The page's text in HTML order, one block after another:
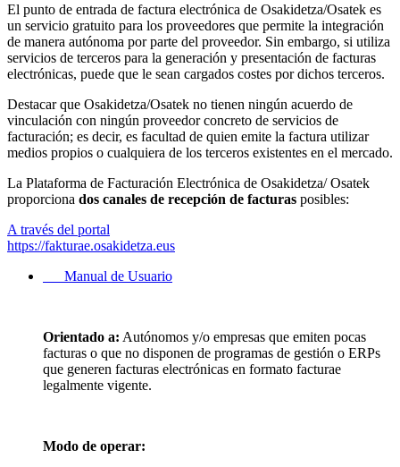
El punto de entrada de factura electrónica de Osakidetza/Osatek es
un servicio gratuito para los proveedores que permite la integración
de manera autónoma por parte del proveedor. Sin embargo, si utiliza
servicios de terceros para la generación y presentación de facturas
electrónicas, puede que le sean cargados costes por dichos terceros.
Destacar que Osakidetza/Osatek no tienen ningún acuerdo de
vinculación con ningún proveedor concreto de servicios de
facturación; es decir, es facultad de quien emite la factura utilizar
medios propios o cualquiera de los terceros existentes en el mercado.
La Plataforma de Facturación Electrónica de Osakidetza/ Osatek
proporciona dos canales de recepción de facturas posibles:
A través del portal
https://fakturae.osakidetza.eus
Manual de Usuario
Orientado a: Autónomos y/o empresas que emiten pocas
facturas o que no disponen de programas de gestión o ERPs
que generen facturas electrónicas en formato facturae
legalmente vigente.
Modo de operar: